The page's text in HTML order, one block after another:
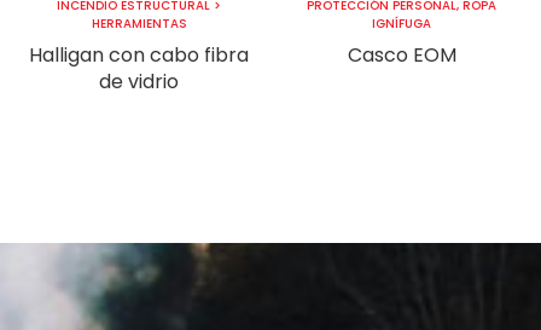
INCENDIO ESTRUCTURAL >
HERRAMIENTAS
Halligan con cabo fibra
de vidrio
PROTECCIÓN PERSONAL,ROPA
IGNÍFUGA
Casco EOM